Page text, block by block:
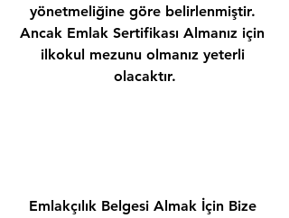
yönetmeliğine göre belirlenmiştir.
Ancak Emlak Sertifikası Almanız için
ilkokul mezunu olmanız yeterli
olacaktır.
Emlakçılık Belgesi Almak İçin Bize